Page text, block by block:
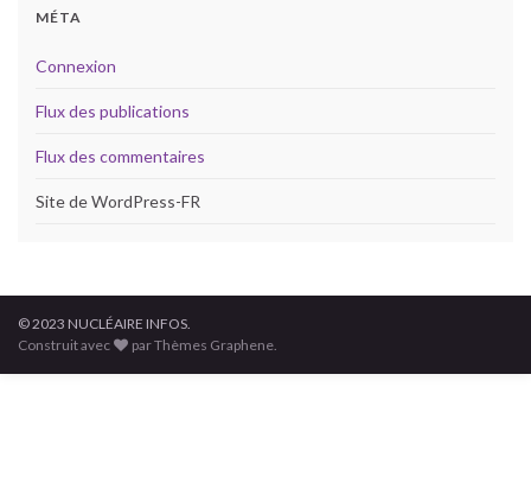
MÉTA
Connexion
Flux des publications
Flux des commentaires
Site de WordPress-FR
© 2023 NUCLÉAIRE INFOS.
Construit avec
par Thèmes Graphene.